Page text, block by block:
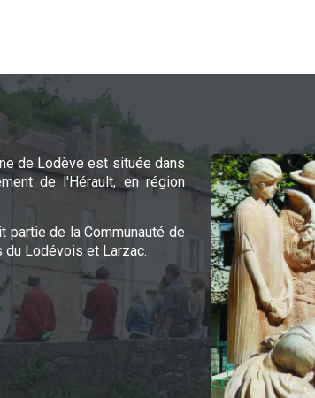
de Lodève est située dans
de l'Hérault, en région
partie de la Communauté de
du Lodévois et Larzac.